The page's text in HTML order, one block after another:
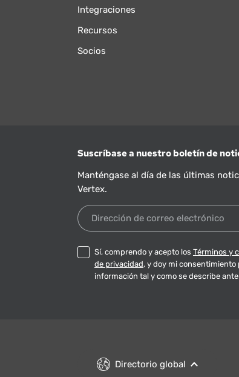
Integraciones
Recursos
Socios
Suscríbase a nuestro boletín de
Manténgase al día de las últimas
Vertex.
Dirección de correo electrónico
Sí, comprendo y acepto los Términos y
de privacidad, y doy mi consentimiento
información tal y como se describe
Directorio global